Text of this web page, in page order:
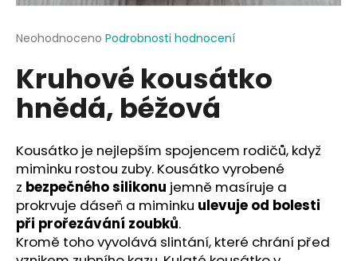
Průměrné
produktu
je
0,0
hvězdiček.
Neohodnoceno Podrobnosti hodnocení
Kruhové kousátko
hnědá, béžová
Kousátko je nejlepším spojencem rodičů, když
miminku rostou zuby. Kousátko vyrobené
z bezpečného silikonu jemně masíruje a
prokrvuje dáseň a miminku ulevuje od bolesti
při prořezávání zoubků.
Kromě toho vyvolává slintání, které chrání před
j
t
?
HLEDAT
D